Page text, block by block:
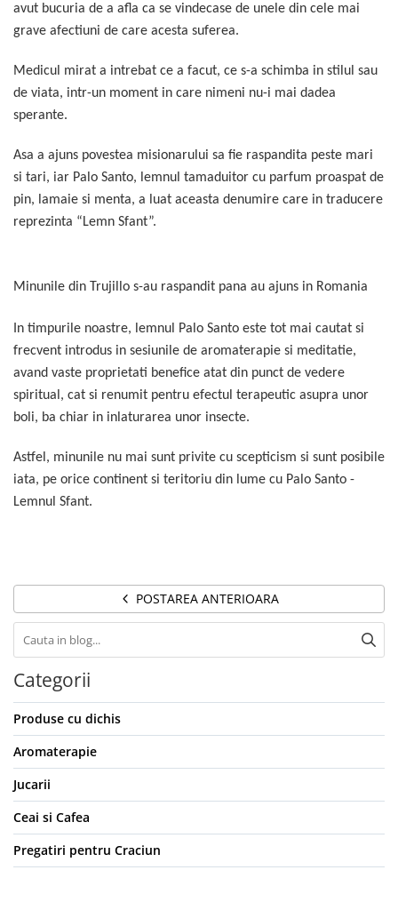
avut bucuria de a afla ca se vindecase de unele din cele mai
grave afectiuni de care acesta suferea.
Medicul mirat a intrebat ce a facut, ce s-a schimba in stilul sau
de viata, intr-un moment in care nimeni nu-i mai dadea
sperante.
Asa a ajuns povestea misionarului sa fie raspandita peste mari
si tari, iar Palo Santo, lemnul tamaduitor cu parfum proaspat de
pin, lamaie si menta, a luat aceasta denumire care in traducere
reprezinta “Lemn Sfant”.
Minunile din Trujillo s-au raspandit pana au ajuns in Romania
In timpurile noastre, lemnul Palo Santo este tot mai cautat si
frecvent introdus in sesiunile de aromaterapie si meditatie,
avand vaste proprietati benefice atat din punct de vedere
spiritual, cat si renumit pentru efectul terapeutic asupra unor
boli, ba chiar in inlaturarea unor insecte.
Astfel, minunile nu mai sunt privite cu scepticism si sunt posibile
iata, pe orice continent si teritoriu din lume cu Palo Santo -
Lemnul Sfant.
POSTAREA ANTERIOARA
Categorii
Produse cu dichis
Aromaterapie
Jucarii
Ceai si Cafea
Pregatiri pentru Craciun